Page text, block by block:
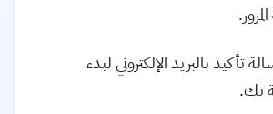
تأكيد بالبريد الإلكتروني لبدء
بك.